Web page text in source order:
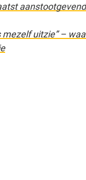
mezelf uitzie” –